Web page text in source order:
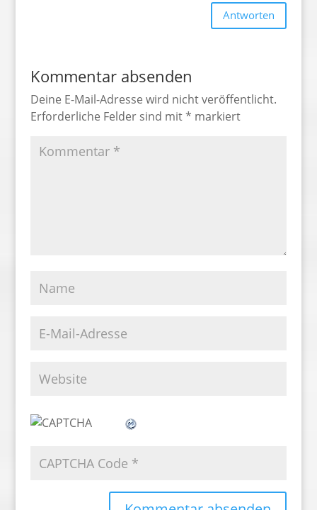
Antworten
Kommentar absenden
Deine E-Mail-Adresse wird nicht veröffentlicht.
Erforderliche Felder sind mit* markiert